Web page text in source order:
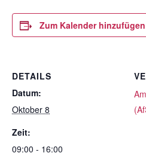
Zum Kalender hinzufügen
DETAILS
Datum:
Oktober 8
Zeit:
09:00 - 16:00